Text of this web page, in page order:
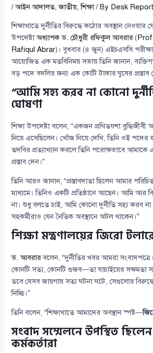
/আইন আদালত,জাতীয়,শিক্ষা/ By Desk Report
শিক্ষাখাতে দুর্নীতির বিরুদ্ধে কঠোর অবস্থান নেওয়ার
উপদেষ্টাঅধ্যাপক ড. চৌধুরী রফিকুল আবরার (
Rafiqul Abrar)। বুধবার (৪ জুন) এইচএসসি পরীক্ষা
আয়োজিত এক মতবিনিময় সভায় তিনি জানান,
বড় পদে বদলির জন্য এক কোটি টাকার ঘুষের প্রস্তাব
“আমি সহ্য করব না কোনো
ঘোষণা
শিক্ষা উপদেষ্টা বলেন, “একজন প্রথিতযশা
নিয়ে এসেছিলেন। খোঁজ নিয়ে দেখি, তিনি ওই পদের
তদবির প্রত্যাখ্যান করলে তিনি পরোক্ষভাবে আমাকে
প্রস্তাব দেন।”
তিনি আরও জানান, “প্রস্তাবদাতা ছিলেন আমার
মাধ্যমে। তিনিও একটি প্রতিষ্ঠানে আছেন। আমি আর
না। শুধু বলতে চাই, আমি কোনো দুর্নীতি সহ্য করব
সহকর্মীরাও যেন নৈতিক অবস্থানে অটল থাকেন।”
শিক্ষা মন্ত্রণালয়ের জিরো
ড. আবরারবলেন, “দুর্নীতির খবর আমরা সংবাদপত্রে
কোনটি সত্য, কোনটি গুজব—তা যাচাইয়ের সক্ষমতা
তবে যেসব জায়গায় সত্য ঘটনা ঘটে, সেগুলোর
নিচ্ছি।”
তিনি বলেন, “শিক্ষাখাতে আমাদের অবস্থান স্পষ্ট—
সংবাদ সম্মেলনে উপস্থিত ছিলেন
কর্মকর্তারা